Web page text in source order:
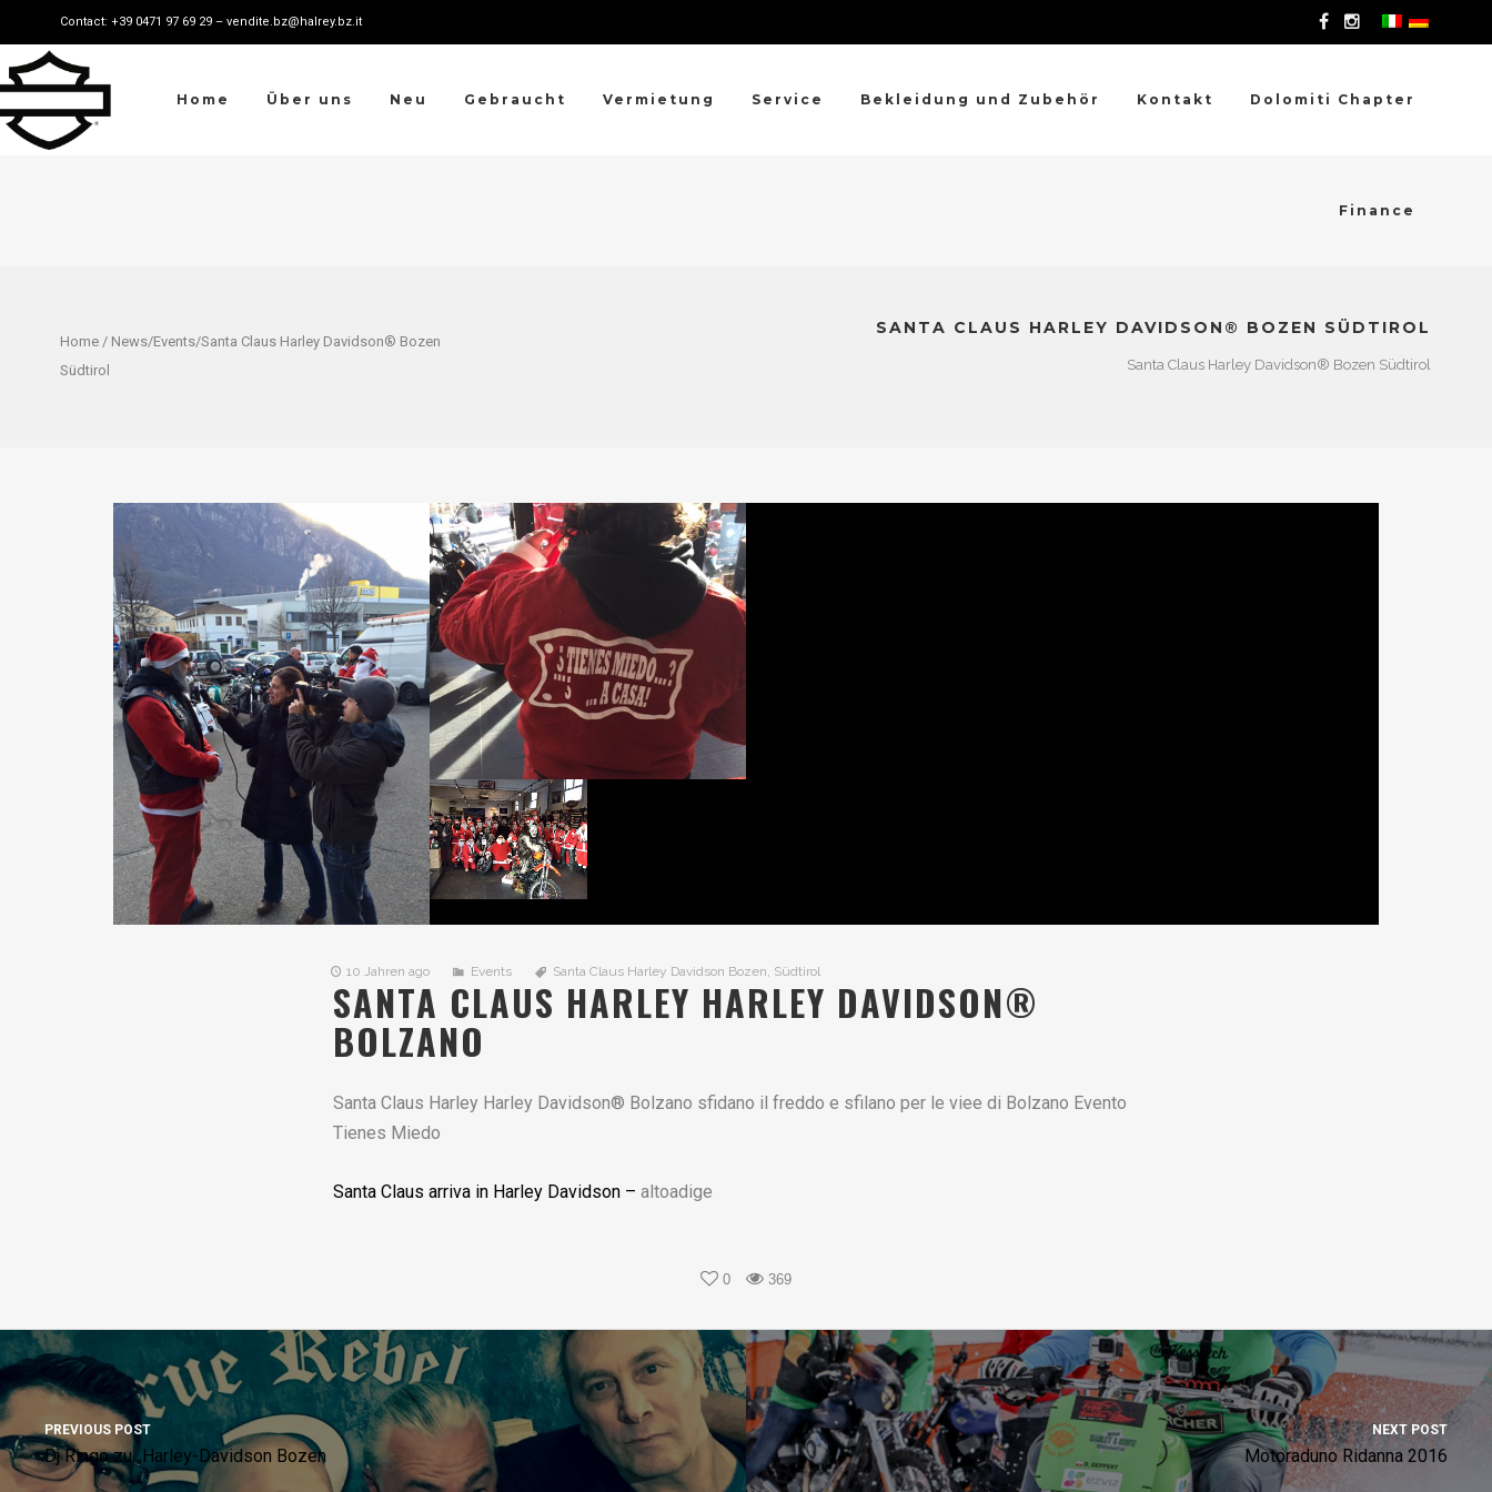
Contact: +39 0471 97 69 29 – vendite.bz@halrey.bz.it
Home Über uns Neu Gebraucht Vermietung Service Bekleidung und Zubehör Kontakt Dolomiti Chapter
Finance
Home / News/Events/Santa Claus Harley Davidson® Bozen
Südtirol
SANTA CLAUS HARLEY DAVIDSON® BOZEN SÜDTIROL
Santa Claus Harley Davidson® Bozen Südtirol
10 Jahren ago Events Santa Claus Harley Davidson Bozen Südtirol
SANTA CLAUS HARLEY HARLEY DAVIDSON®
BOLZANO
Santa Claus Harley Harley Davidson® Bolzano sfidano il freddo e sfilano per le viee di Bolzano Evento
Tienes Miedo
Santa Claus arriva in Harley Davidson – altoadige
0 369
PREVIOUS POST
Dj Ringo zu „Harley-Davidson Bozen
NEXT POST
Motoraduno Ridanna 2016